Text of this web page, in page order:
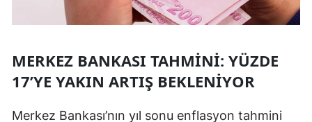
Batman
Bartın
MERKEZ BANKASI TAHMINI: YÜZDE
17’YE YAKIN ARTIŞ BEKLENIYOR
Merkez Bankası’nın yıl sonu enflasyon tahmini